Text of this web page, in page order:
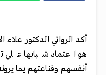
أكد الروائي الدكتور
هو اعتماد شبابها
أنفسهم وقناعتهم يما